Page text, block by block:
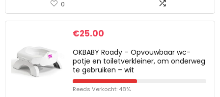
0
€25.00
OKBABY Roady – Opvouwbaar wc-
potje en toiletverkleiner, om onderweg
te gebruiken – wit
Reeds Verkocht: 48%